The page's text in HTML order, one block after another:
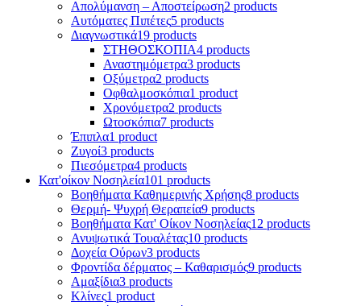
Απολύμανση – Αποστείρωση2 products
Αυτόματες Πιπέτες5 products
Διαγνωστικά19 products
ΣΤΗΘΟΣΚΟΠΙΑ4 products
Αναστημόμετρα3 products
Οξύμετρα2 products
Οφθαλμοσκόπια1 product
Χρονόμετρα2 products
Ωτοσκόπια7 products
Έπιπλα1 product
Ζυγοί3 products
Πιεσόμετρα4 products
Κατ'οίκον Νοσηλεία101 products
Βοηθήματα Καθημερινής Χρήσης8 products
Θερμή- Ψυχρή Θεραπεία9 products
Βοηθήματα Κατ' Οίκον Νοσηλείας12 products
Ανυψωτικά Τουαλέτας10 products
Δοχεία Ούρων3 products
Φροντίδα δέρματος – Καθαρισμός9 products
Αμαξίδια3 products
Κλίνες1 product